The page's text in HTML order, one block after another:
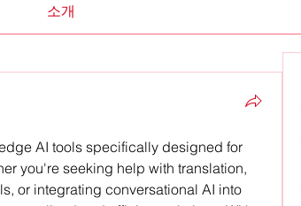
소개
AI tools specifically designed for
you're seeking help with translation,
or integrating conversational AI into